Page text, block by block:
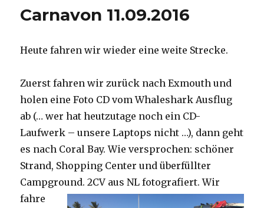
Carnavon 11.09.2016
Heute fahren wir wieder eine weite Strecke.
Zuerst fahren wir zurück nach Exmouth und
holen eine Foto CD vom Whaleshark Ausflug
ab (… wer hat heutzutage noch ein CD-
Laufwerk – unsere Laptops nicht …), dann geht
es nach Coral Bay. Wie versprochen: schöner
Strand, Shopping Center und überfüllter
Campground.2CV aus NL fotografiert. Wir
fahre